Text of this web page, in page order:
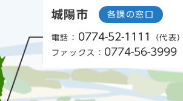
城陽市 各課の窓口
電話： 0774-52-1111
（代表）
ファックス： 0774-56-3999